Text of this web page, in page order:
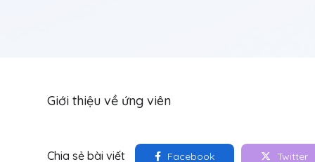
Giới thiệu về ứng viên
Chia sẻ bài viết Facebook Twitter